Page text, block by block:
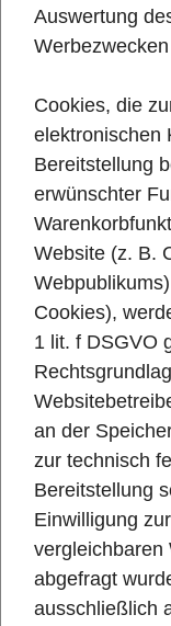
Auswertung
Cookies, die
elektronischen
Bereitstellung
erwünschter
Website (z. B.
Cookies),
1 lit. f DSGVO
an der
zur technisch
Bereitstellung
Einwilligung
vergleichbaren
abgefragt
ausschließlich